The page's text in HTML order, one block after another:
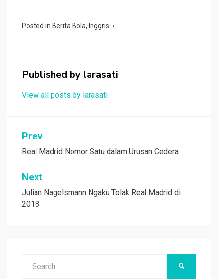
ce
o
k
tt at
p
p
e
Posted in Berita Bola, Inggris
Published by larasati
View all posts by larasati
Navigasi
pos
Prev
Real Madrid Nomor Satu dalam Urusan Cedera
Next
Julian Nagelsmann Ngaku Tolak Real Madrid di
2018